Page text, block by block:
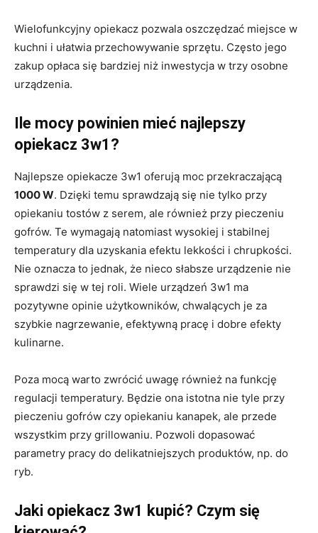
Wielofunkcyjny opiekacz pozwala oszczędzać miejsce w
kuchni i ułatwia przechowywanie sprzętu. Często jego
zakup opłaca się bardziej niż inwestycja w trzy osobne
urządzenia.
Ile mocy powinien mieć najlepszy
opiekacz 3w1?
Najlepsze opiekacze 3w1 oferują moc przekraczającą
1000 W. Dzięki temu sprawdzają się nie tylko przy
opiekaniu tostów z serem, ale również przy pieczeniu
gofrów. Te wymagają natomiast wysokiej i stabilnej
temperatury dla uzyskania efektu lekkości i chrupkości.
Nie oznacza to jednak, że nieco słabsze urządzenie nie
sprawdzi się w tej roli. Wiele urządzeń 3w1 ma
pozytywne opinie użytkowników, chwalących je za
szybkie nagrzewanie, efektywną pracę i dobre efekty
kulinarne.
Poza mocą warto zwrócić uwagę również na funkcję
regulacji temperatury. Będzie ona istotna nie tyle przy
pieczeniu gofrów czy opiekaniu kanapek, ale przede
wszystkim przy grillowaniu. Pozwoli dopasować
parametry pracy do delikatniejszych produktów, np. do
ryb.
Jaki opiekacz 3w1 kupić? Czym się